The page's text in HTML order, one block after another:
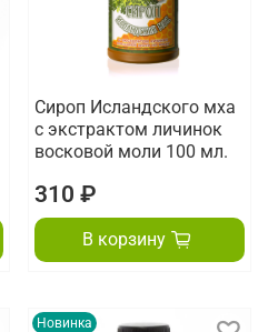
Сироп Исландского мха
с экстрактом личинок
восковой моли 100 мл.
310 ₽
В корзину
Новинка